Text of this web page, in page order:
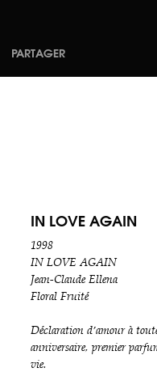
PARTAGER
IN LOVE AGAIN
1998
IN LOVE AGAIN
Jean-Claude Ellena
Floral Fruité
Déclaration d’amour à
anniversaire, premier
vie.